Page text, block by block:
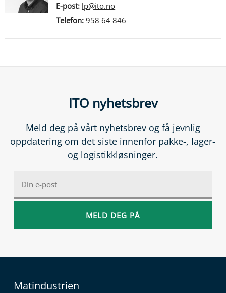
E-post: lp@ito.no
Telefon: 958 64 846
ITO nyhetsbrev
Meld deg på vårt nyhetsbrev og få jevnlig
oppdatering om det siste innenfor pakke-, lager-
og logistikkløsninger.
Matindustrien